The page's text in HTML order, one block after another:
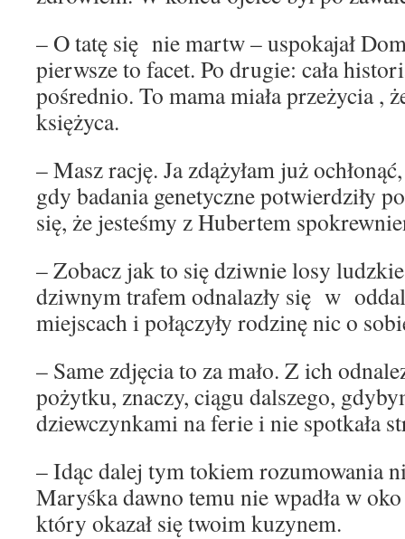
– O tatę się nie martw – uspokajał
pierwsze to facet. Po drugie: cała
pośrednio. To mama miała przeżycia ,
księżyca.
– Masz rację. Ja zdążyłam już
gdy badania genetyczne potwierdziły
się, że jesteśmy z Hubertem
– Zobacz jak to się dziwnie losy
dziwnym trafem odnalazły się w
miejscach i połączyły rodzinę nic o
– Same zdjęcia to za mało. Z ich
pożytku, znaczy, ciągu dalszego,
dziewczynkami na ferie i nie spotkała
– Idąc dalej tym tokiem rozumowania
Maryśka dawno temu nie wpadła w
który okazał się twoim kuzynem.